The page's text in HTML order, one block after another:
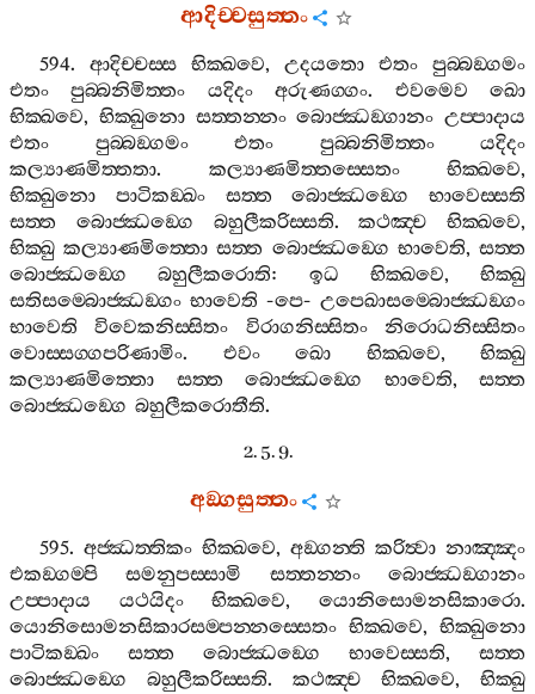
ආදිච‍්චසුත‍්තං
594. ආදිච‍්චස‍්ස භික‍්ඛවෙ, උදයතො එතං
පුබ‍්බඞ‍්ගමං
එතං
පුබ‍්බනිමිත‍්තං යදිදං අරුණග‍්ගං. එවමෙව
ඛො
භික‍්ඛවෙ, භික‍්ඛුනො සත‍්තන‍්නං බොජ‍්ඣඞ‍්ගානං උප‍්පාදාය
එතං
පුබ‍්බඞ‍්ගමං එතං පුබ‍්බනිමිත‍්තං
යදිදං
කල්‍යාණමිත‍්තතා. කල්‍යාණමිත‍්තස‍්සෙතං භික‍්ඛවෙ,
භික‍්ඛුනො
පාටිකඞ‍්ඛං සත‍්ත බොජ‍්ඣඞ‍්ගෙ
භාවෙස‍්සති
සත‍්ත
බොජ‍්ඣඞ‍්ගෙ බහුලීකරිස‍්සති.කථඤ‍්ච භික‍්ඛවෙ,
භික‍්ඛු කල්‍යාණමිත‍්තො සත‍්ත බොජ‍්ඣඞ‍්ගෙ භාවෙති,සත‍්ත
බොජ‍්ඣඞ‍්ගෙ
බහුලීකරොති: ඉධ භික‍්ඛවෙ, භික‍්ඛු
සතිසම‍්බොජ‍්ඣඞ‍්ගං භාවෙති -පෙ- උපෙඛාසම‍්බොජ‍්ඣඞ‍්ගං
භාවෙති
විවෙකනිස‍්සිතං විරාගනිස‍්සිතං
නිරොධනිස‍්සිතං
වොස‍්සග‍්ගපරිණාමිං. එවං ඛො භික‍්ඛවෙ, භික‍්ඛු
කල්‍යාණමිත‍්තො
සත‍්ත බොජ‍්ඣඞ‍්ගෙ භාවෙති, සත‍්ත
බොජ‍්ඣඞ‍්ගෙ බහුලීකරොතීති.
2. 5. 9.
අඞ‍්ගසුත‍්තං
595. අජ‍්ඣත‍්තිකං භික‍්ඛවෙ, අඞ‍්ගන‍්ති කරිත්‍වා නාඤ‍්ඤං
එකඞ‍්ගම‍්පි
සමනුපස‍්සාමි සත‍්තන‍්නං
බොජ‍්ඣඞ‍්ගානං
උප‍්පාදාය
යථයිදං භික‍්ඛවෙ,යොනිසොමනසිකාරො.
යොනිසොමනසිකාරසම‍්පන‍්නස‍්සෙතං භික‍්ඛවෙ, භික‍්ඛුනො
පාටිකඞ‍්ඛං
සත‍්ත බොජ‍්ඣඞ‍්ගෙ භාවෙස‍්සති, සත‍්ත
බොජ‍්ඣඞ‍්ගෙ
බහුලීකරිස‍්සති. කථඤ‍්ච භික‍්ඛවෙ, භික‍්ඛු